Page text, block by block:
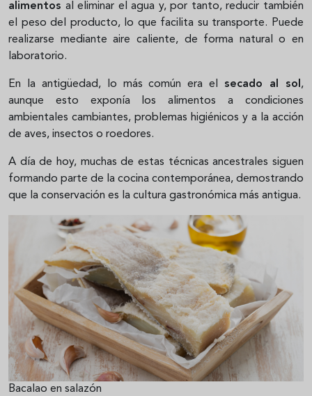
alimentos al eliminar el agua y, por tanto, reducir también
el peso del producto, lo que facilita su transporte. Puede
realizarse mediante aire caliente, de forma natural o en
laboratorio.
En la antigüedad, lo más común era el secado al sol,
aunque esto exponía los alimentos a condiciones
ambientales cambiantes, problemas higiénicos y a la acción
de aves, insectos o roedores.
A día de hoy, muchas de estas técnicas ancestrales siguen
formando parte de la cocina contemporánea, demostrando
que la conservación es la cultura gastronómica más antigua.
Bacalao en salazón